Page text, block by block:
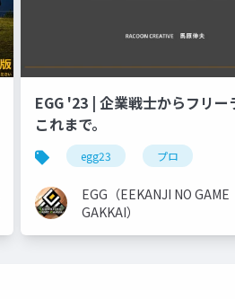
EGG '23 | 企業戦士からフリー
これまで。
egg23 プロ
EGG（EEKANJI NO GAME
GAKKAI）